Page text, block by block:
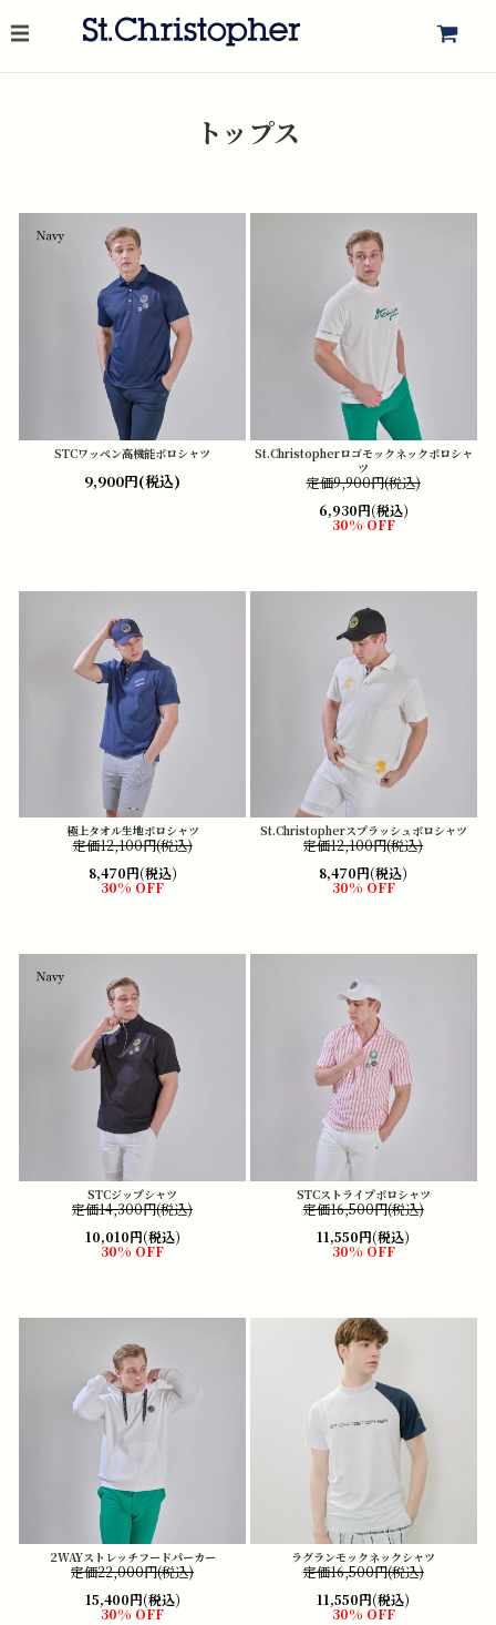
トップス
STCワッペン高機能ポロシャツ
9,900円(税込)
St.Christopherロゴモックネックポロシャ
ツ
定価9,900円(税込)
6,930円(税込)
30% OFF
極上タオル生地ポロシャツ
定価12,100円(税込)
8,470円(税込)
30% OFF
St.Christopherスプラッシュポロシャツ
定価12,100円(税込)
8,470円(税込)
30% OFF
STCジップシャツ
定価14,300円(税込)
10,010円(税込)
30% OFF
STCストライプポロシャツ
定価16,500円(税込)
11,550円(税込)
30% OFF
2WAYストレッチフードパーカー
定価22,000円(税込)
15,400円(税込)
30% OFF
ラグランモックネックシャツ
定価16,500円(税込)
11,550円(税込)
30% OFF